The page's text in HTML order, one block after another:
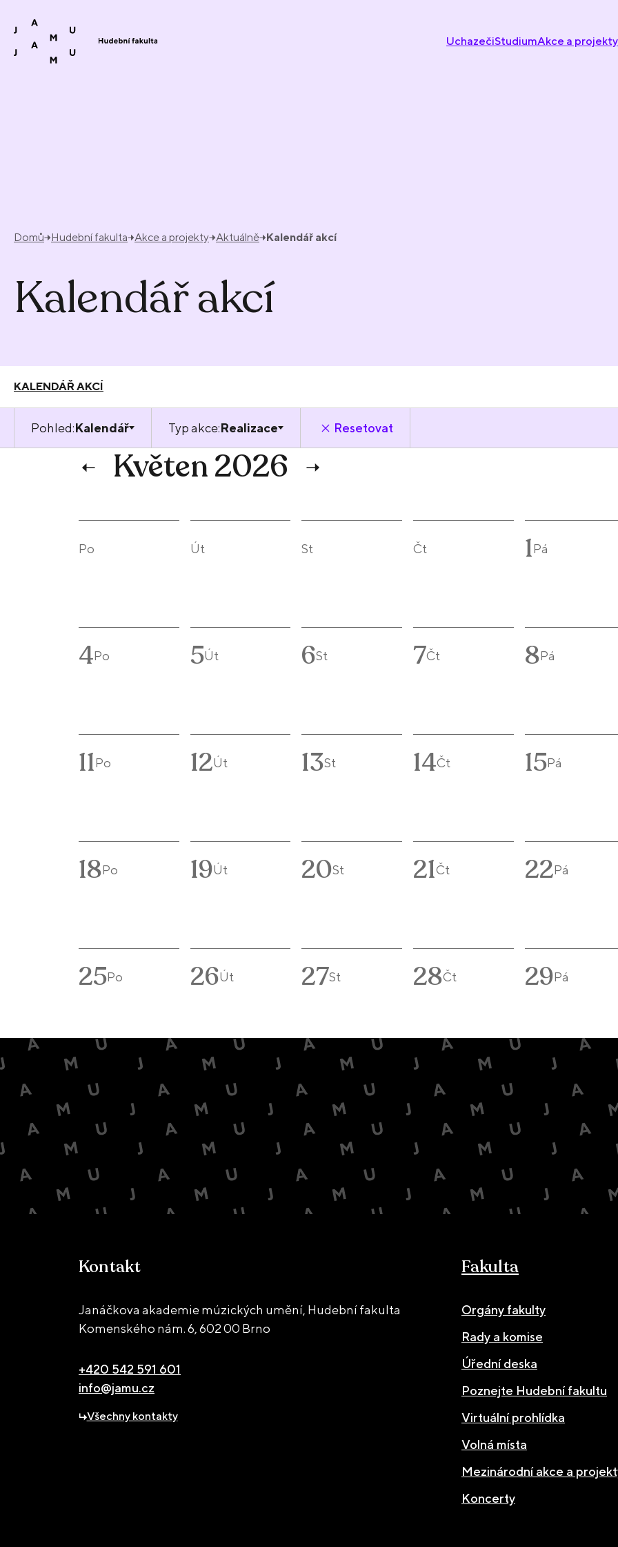
UchazečiStudiumAkce a projekty
Domů Hudební fakulta Akce a projekty Aktuálně Kalendář akcí
Kalendář akcí
KALENDÁŘ AKCÍ
Pohled:Kalendář Typ akce:Realizace Resetovat
Květen 2026
Po Út St Čt 1Pá
4Po 5Út 6St 7Čt 8Pá
11Po 12Út 13St 14Čt 15Pá
18Po 19Út 20St 21Čt 22Pá
25Po 26Út 27St 28Čt 29Pá
Kontakt
Janáčkova akademie múzických umění, Hudební fakulta
Komenského nám. 6,602 00 Brno
+420 542 591 601
info@jamu.cz
Všechny kontakty
Fakulta
Orgány fakulty
Rady a komise
Úřední deska
Poznejte Hudební fakultu
Virtuální prohlídka
Volná místa
Mezinárodní akce a
Koncerty